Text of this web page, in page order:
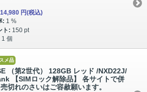
14,980 円(税込)
: 1 %
ト: 150 pt
1 個
メ品
（第2世代） 128GB レッド /NXD22J/
【SIMロック解除品】 各サイトで併
切れのさいはご容赦願います。